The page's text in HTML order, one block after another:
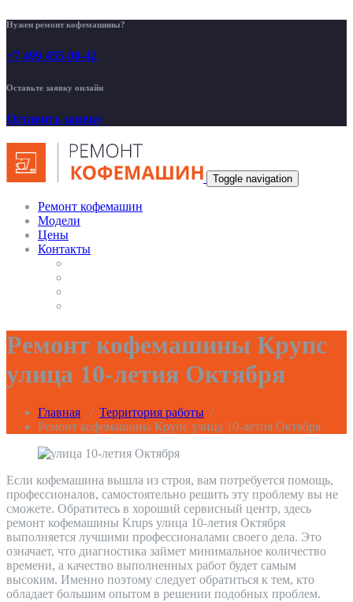
Нужен ремонт кофемашины?
+7 499 455-00-42
Оставьте заявку онлайн
Оставить заявку
Toggle navigation
Ремонт кофемашин
Модели
Цены
Контакты
Ремонт кофемашины Крупс
улица 10-летия Октября
Главная / Территория работы /
Ремонт кофемашины Крупс улица 10-летия Октября
Если кофемашина вышла из строя, вам потребуется помощь,
профессионалов, самостоятельно решить эту проблему вы не
сможете. Обратитесь в хороший сервисный центр, здесь
ремонт кофемашины Krups улица 10-летия Октября
выполняется лучшими профессионалами своего дела. Это
означает, что диагностика займет минимальное количество
времени, а качество выполненных работ будет самым
высоким. Именно поэтому следует обратиться к тем, кто
обладает большим опытом в решении подобных проблем.